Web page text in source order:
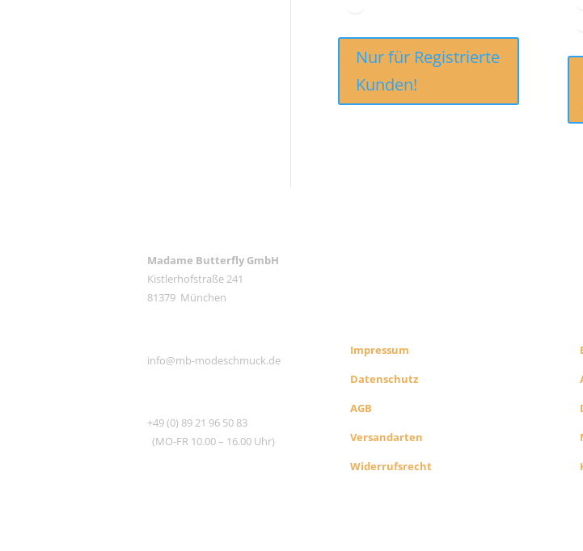
Nur für Registrierte
Kunden!
Madame Butterfly GmbH
Kistlerhofstraße 241
81379 München
info@mb-modeschmuck.de
+49 (0) 89 21 96 50 83
(MO-FR 10.00 – 16.00 Uhr)
Impressum
Datenschutz
AGB
Versandarten
Widerrufsrecht